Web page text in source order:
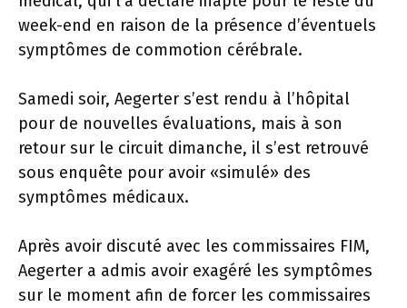
week-end en raison de la présence d’éventuels
symptômes de commotion cérébrale.
Samedi soir, Aegerter s’est rendu à l’hôpital
pour de nouvelles évaluations, mais à son
retour sur le circuit dimanche, il s’est retrouvé
sous enquête pour avoir «simulé» des
symptômes médicaux.
Après avoir discuté avec les commissaires FIM,
Aegerter a admis avoir exagéré les symptômes
sur le moment afin de forcer les commissaires